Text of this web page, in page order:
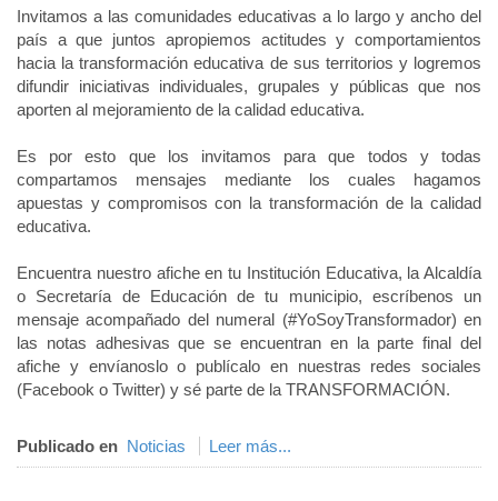
Invitamos a las comunidades educativas a lo largo y ancho del
país a que juntos apropiemos actitudes y comportamientos
hacia la transformación educativa de sus territorios y logremos
difundir iniciativas individuales, grupales y públicas que nos
aporten al mejoramiento de la calidad educativa.
Es por esto que los invitamos para que todos y todas
compartamos mensajes mediante los cuales hagamos
apuestas y compromisos con la transformación de la calidad
educativa.
Encuentra nuestro afiche en tu Institución Educativa, la Alcaldía
o Secretaría de Educación de tu municipio, escríbenos un
mensaje acompañado del numeral (#YoSoyTransformador) en
las notas adhesivas que se encuentran en la parte final del
afiche y envíanoslo o publícalo en nuestras redes sociales
(Facebook o Twitter) y sé parte de la TRANSFORMACIÓN.
Publicado en Noticias Leer más...